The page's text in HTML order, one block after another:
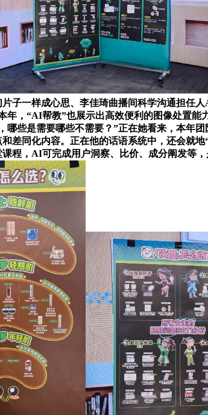
子一样成心思、李佳琦曲播间科学沟通担任
，“AI帮教”也展示出高效便利的图像处置
些是需要哪些不需要？”正在她看来，本年
差同化内容。正在他的话语系统中，还会就
程，AI可完成用户洞察、比价、成分阐发等，